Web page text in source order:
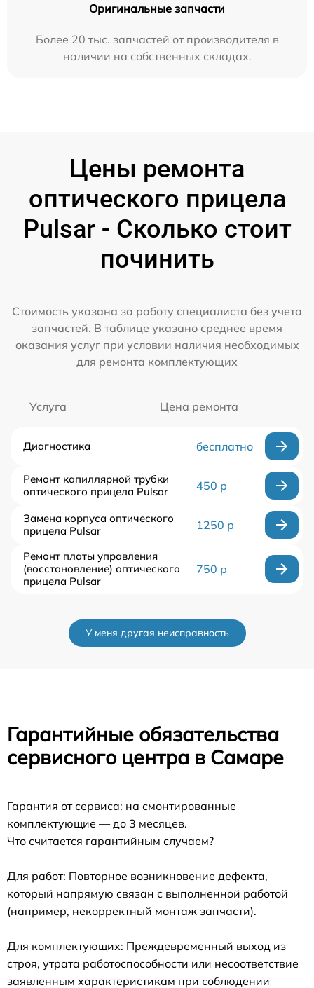
Оригинальные запчасти
Более 20 тыс. запчастей от производителя в
наличии на собственных складах.
Цены ремонта
оптического прицела
Pulsar - Сколько стоит
починить
Стоимость указана за работу специалиста без учета
запчастей. В таблице указано среднее время
оказания услуг при условии наличия необходимых
для ремонта комплектующих
Услуга Цена ремонта
Диагностика бесплатно
Ремонт капиллярной трубки
оптического прицела Pulsar
450 р
Замена корпуса оптического
прицела Pulsar
1250 р
Ремонт платы управления
(восстановление) оптического
прицела Pulsar
750 р
У меня другая неисправность
Гарантийные обязательства
сервисного центра в Самаре
Гарантия от сервиса: на смонтированные
комплектующие — до 3 месяцев.
Что считается гарантийным случаем?
Для работ: Повторное возникновение дефекта,
который напрямую связан с выполненной работой
(например, некорректный монтаж запчасти).
Для комплектующих: Преждевременный выход из
строя, утрата работоспособности или несоответствие
заявленным характеристикам при соблюдении